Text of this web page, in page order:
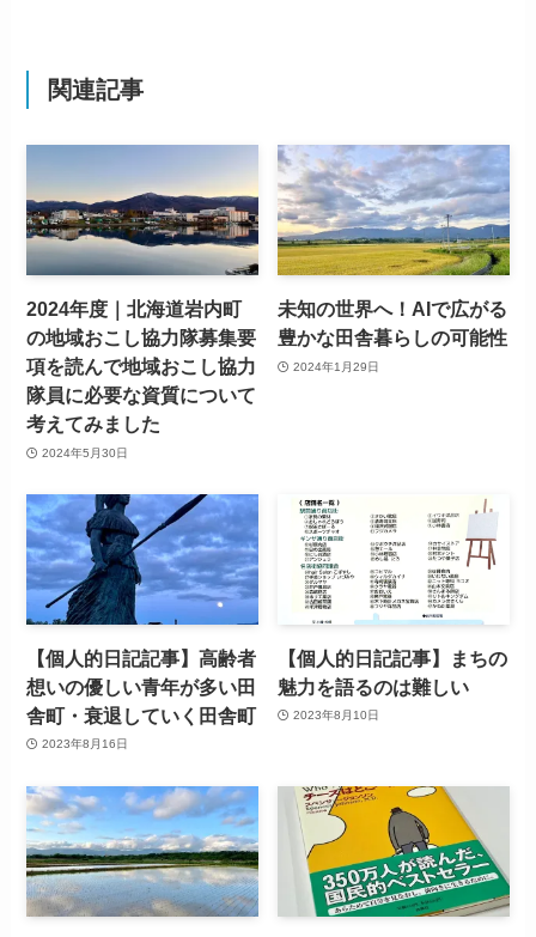
関連記事
2024年度｜北海道岩内町
の地域おこし協力隊募集要
項を読んで地域おこし協力
隊員に必要な資質について
考えてみました
2024年5月30日
未知の世界へ！AIで広がる
豊かな田舎暮らしの可能性
2024年1月29日
【個人的日記記事】高齢者
想いの優しい青年が多い田
舎町・衰退していく田舎町
2023年8月16日
【個人的日記記事】まちの
魅力を語るのは難しい
2023年8月10日